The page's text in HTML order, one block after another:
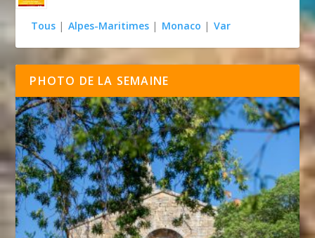
Tous | Alpes-Maritimes | Monaco | Var
PHOTO DE LA SEMAINE